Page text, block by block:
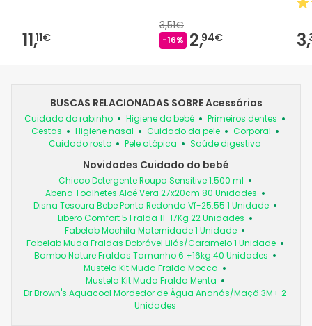
11,11€
3,51€
-16% 2,94€ 3,
BUSCAS RELACIONADAS SOBRE Acessórios
Cuidado do rabinho Higiene do bebé
Primeiros dentes
Cestas
Higiene nasal Cuidado da pele
Corporal
Cuidado rosto
Pele atópica Saúde digestiva
Novidades Cuidado do bebé
Chicco Detergente Roupa Sensitive 1.500 ml
Abena Toalhetes Aloé Vera 27x20cm 80 Unidades
Disna Tesoura Bebe Ponta Redonda Vf-25.55 1 Unidade
Libero Comfort 5 Fralda 11-17Kg 22 Unidades
Fabelab Mochila Maternidade 1 Unidade
Fabelab Muda Fraldas Dobrável Lilás/Caramelo 1 Unidade
Bambo Nature Fraldas Tamanho 6 +16kg 40 Unidades
Mustela Kit Muda Fralda Mocca
Mustela Kit Muda Fralda Menta
Dr Brown's Aquacool Mordedor de Água Ananás/Maçã 3M+ 2
Unidades